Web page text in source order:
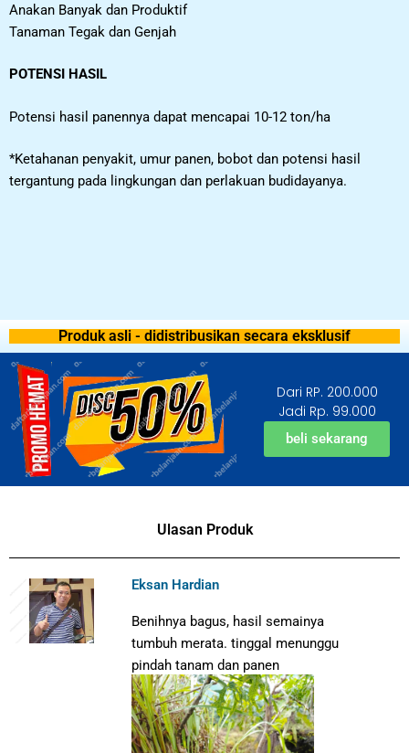
Anakan Banyak dan Produktif
Tanaman Tegak dan Genjah
POTENSI HASIL
Potensi hasil panennya dapat mencapai 10-12 ton/ha
*Ketahanan penyakit, umur panen, bobot dan potensi hasil
tergantung pada lingkungan dan perlakuan budidayanya.
Produk asli - didistribusikan secara eksklusif
Dari RP. 200.000
Jadi Rp. 99.000
beli sekarang
Ulasan Produk
Eksan Hardian
Benihnya bagus, hasil semainya
tumbuh merata. tinggal menunggu
pindah tanam dan panen